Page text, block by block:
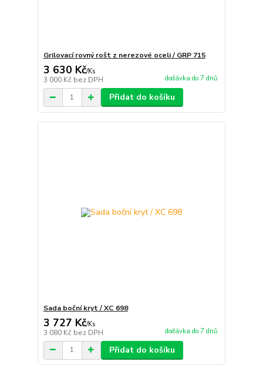
Grilovací rovný rošt z nerezové oceli / GRP 715
3 630 Kč/Ks
3 000 Kč bez DPH dodávka do 7 dnů
Přidat do košíku
Sada boční kryt / XC 698
3 727 Kč/Ks
3 080 Kč bez DPH dodávka do 7 dnů
Přidat do košíku